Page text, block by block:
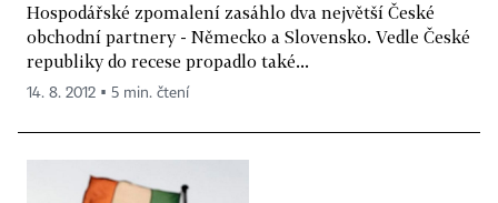
Hospodářské zpomalení zasáhlo dva největší České
obchodní partnery - Německo a Slovensko. Vedle České
republiky do recese propadlo také...
14. 8. 2012 ▪ 5 min. čtení